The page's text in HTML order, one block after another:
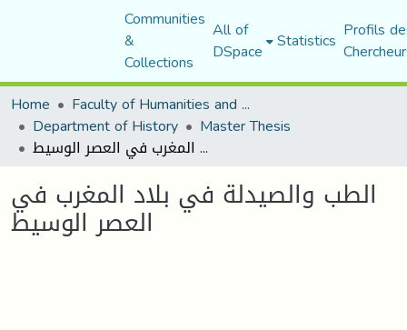
Communities
&
Collections
All of
DSpace Statistics Profils
Home
Faculty of Humanities and Social Sciences
Department of History Master Thesis
الطب والصيدلة في بلاد المغرب في العصر الوسيط
الطب والصيدلة في بلاد المغرب في
العصر الوسيط